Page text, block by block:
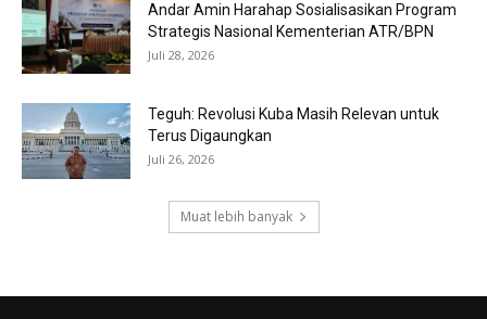
Andar Amin Harahap Sosialisasikan Program
Strategis Nasional Kementerian ATR/BPN
Juli 28, 2026
Teguh: Revolusi Kuba Masih Relevan untuk
Terus Digaungkan
Juli 26, 2026
Muat lebih banyak